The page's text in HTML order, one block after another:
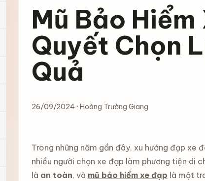
Mũ Bảo
Quyết Chọn
Quả
26/09/2024 · Hoàng Trường Giang
Trong những năm gần đây, xu hướng đạp xe
nhiều người chọn xe đạp làm phương tiện di
là an toàn, và mũ bảo hiểm xe đạp là một